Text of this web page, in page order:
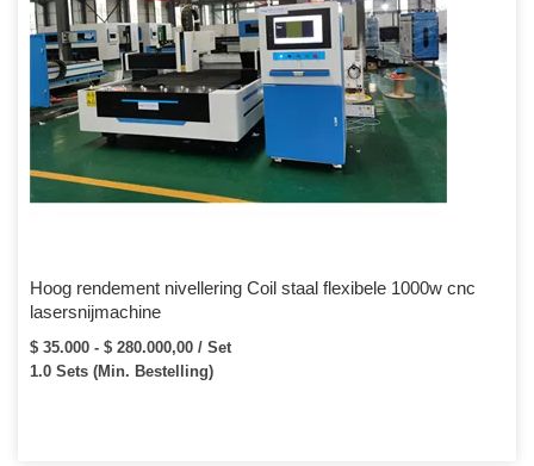
Hoog rendement nivellering Coil staal flexibele 1000w cnc
lasersnijmachine
$ 35.000 - $ 280.000,00 / Set
1.0 Sets (Min. Bestelling)